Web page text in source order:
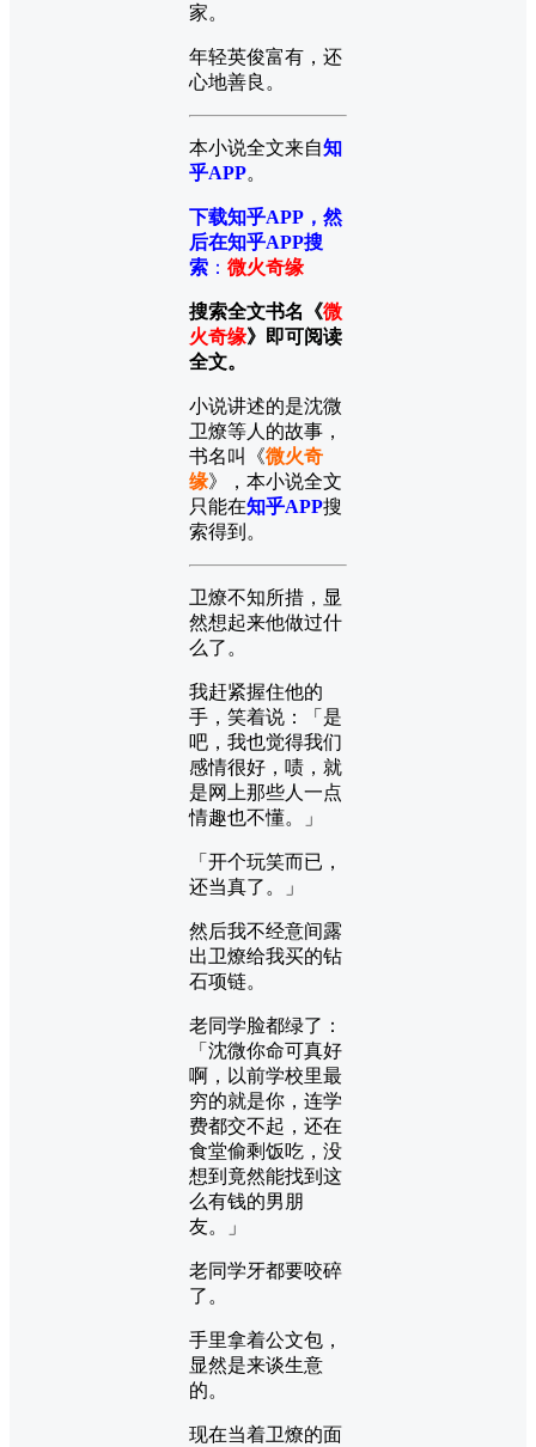
家。
年轻英俊富有，还
心地善良。
本小说全文来自知
乎APP。
下载知乎APP，然
后在知乎APP搜
索 ： 微火奇缘
搜索全文书名《微
火奇缘》即可阅读
全文。
小说讲述的是沈微
卫燎等人的故事，
书名叫《微火奇
缘》，本小说全文
只能在知乎APP搜
索得到。
卫燎不知所措，显
然想起来他做过什
么了。
我赶紧握住他的
手，笑着说：「是
吧，我也觉得我们
感情很好，啧，就
是网上那些人一点
情趣也不懂。」
「开个玩笑而已，
还当真了。」
然后我不经意间露
出卫燎给我买的钻
石项链。
老同学脸都绿了：
「沈微你命可真好
啊，以前学校里最
穷的就是你，连学
费都交不起，还在
食堂偷剩饭吃，没
想到竟然能找到这
么有钱的男朋
友。」
老同学牙都要咬碎
了。
手里拿着公文包，
显然是来谈生意
的。
现在当着卫燎的面